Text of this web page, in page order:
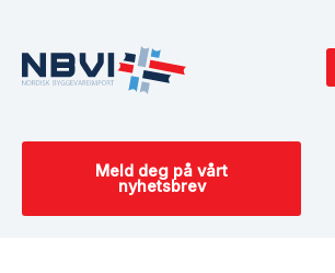
innholdet
Meld deg på vårt
nyhetsbrev